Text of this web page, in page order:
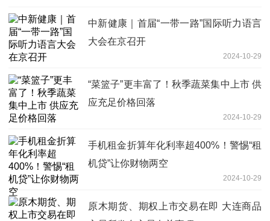
中新健康｜首届“一带一路”国际听力语言
大会在京召开
2024-10-29
“菜篮子”更丰富了！秋季蔬菜集中上市 供
应充足价格回落
2024-10-29
手机租金折算年化利率超400%！警惕“租
机贷”让你财物两空
2024-10-29
原木期货、期权上市交易在即 大连商品